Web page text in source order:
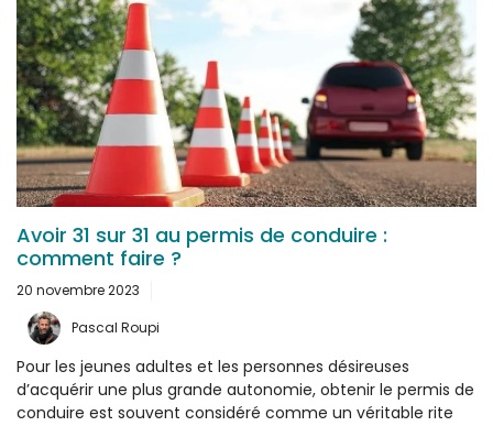
Avoir 31 sur 31 au permis de conduire :
comment faire ?
20 novembre 2023
Pascal Roupi
Pour les jeunes adultes et les personnes désireuses
d’acquérir une plus grande autonomie, obtenir le permis de
conduire est souvent considéré comme un véritable rite